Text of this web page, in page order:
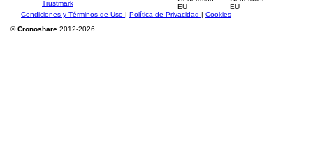
Condiciones y Términos de Uso | Política de Privacidad | Cookies
©Cronoshare 2012-2026